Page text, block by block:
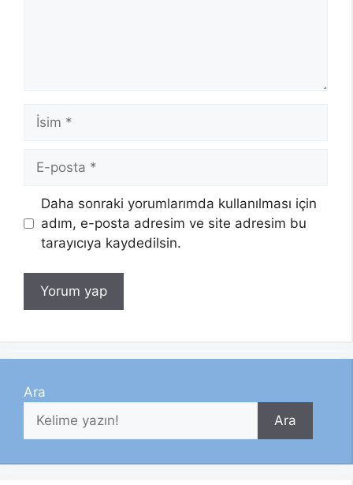
İsim
posta
Daha sonraki yorumlarımda kullanılması için
adım, e-posta adresim ve site adresim bu
tarayıcıya kaydedilsin.
Ara
Ara